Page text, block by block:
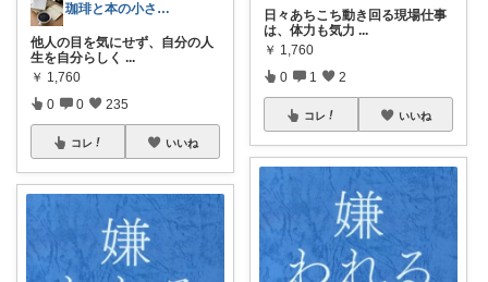
珈琲と本の小さな喫茶店☕️📕
他人の目を気にせず、自分の人
生を自分らしく ...
￥ 1,760
0 0 235
コレ いいね
日々あちこち動き回る現場仕事
は、体力も気力 ...
￥ 1,760
0 1 2
コレ いいね